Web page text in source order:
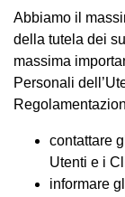
Abbiamo il
della tutela dei
massima
Personali
contattare
Utenti e i
informare